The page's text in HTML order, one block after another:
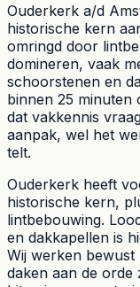
Ouderkerk a/d
historische kern
omringd door
domineren, vaak
schoorstenen en
binnen 25
dat vakkennis
aanpak, wel het
telt.
Ouderkerk heeft
historische kern,
lintbebouwing.
en dakkapellen is
Wij werken bewust
daken aan de orde